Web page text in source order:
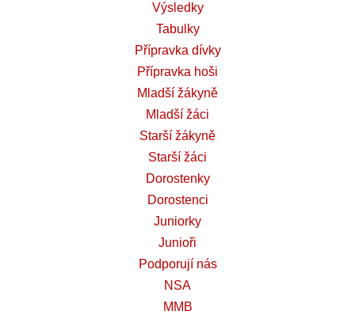
Výsledky
Tabulky
Přípravka dívky
Přípravka hoši
Mladší žákyně
Mladší žáci
Starší žákyně
Starší žáci
Dorostenky
Dorostenci
Juniorky
Junioři
Podporují nás
NSA
MMB